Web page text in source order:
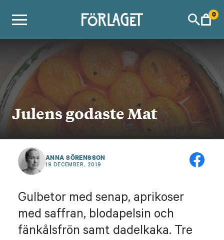
0
Julens godaste Mat
ANNA SÖRENSSON
19 DECEMBER, 2019
Gulbetor med senap, aprikoser
med saffran, blodapelsin och
fänkålsfrön samt dadelkaka. Tre